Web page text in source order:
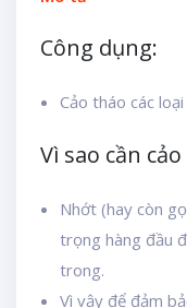
Công dụng:
Cảo tháo các
Vì sao cần
Nhớt (hay còn
trọng hàng đầu
trong.
Vì vậy để đảm